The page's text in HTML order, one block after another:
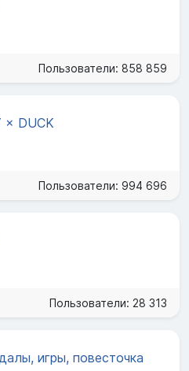
Пользователи: 858 859
× DUCK
Пользователи: 994 696
Пользователи: 28 313
игры, повесточка